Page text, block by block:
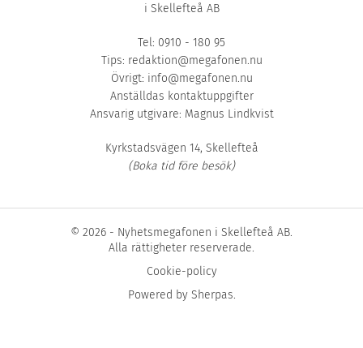
i Skellefteå AB
Tel: 0910 - 180 95
Tips: redaktion@megafonen.nu
Övrigt: info@megafonen.nu
Anställdas kontaktuppgifter
Ansvarig utgivare: Magnus Lindkvist
Kyrkstadsvägen 14, Skellefteå
(Boka tid före besök)
© 2026 - Nyhetsmegafonen i Skellefteå AB.
Alla rättigheter reserverade.
Cookie-policy
Powered by Sherpas.